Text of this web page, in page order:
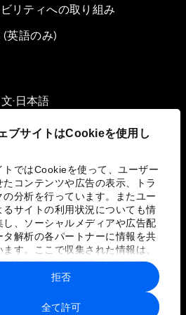
ブサイトはCookieを使用し
トではCookieを使って、ユーザー
たコンテンツや広告の表示、トラ
の分析を行っています。またユー
るサイトの利用状況についても情
し、ソーシャルメディアや広告配
タ解析の各パートナーに情報を共
す。ここで収集された情報は、
が各パートナーに提供した他の情
トナーのサービスを使用した際
れた情報と組み合わされ、各パー
って使用されることがありま
全て許可
拒否
リティへの取り組み
英語のみ)
▪ 日本語